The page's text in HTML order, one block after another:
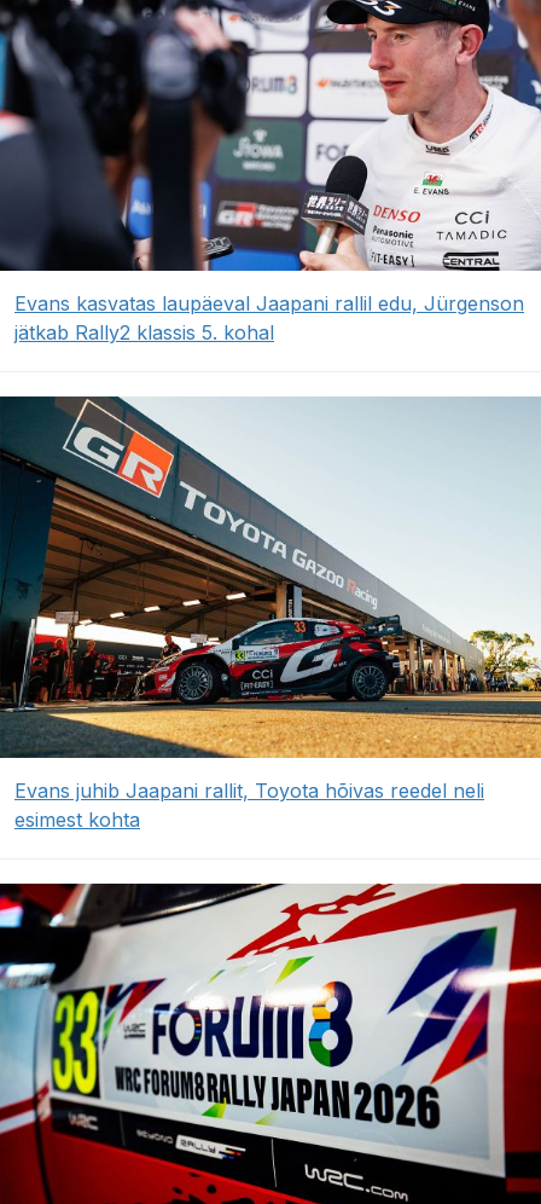
Evans kasvatas laupäeval Jaapani rallil edu, Jürgenson
jätkab Rally2 klassis 5. kohal
Evans juhib Jaapani rallit, Toyota hõivas reedel neli
esimest kohta